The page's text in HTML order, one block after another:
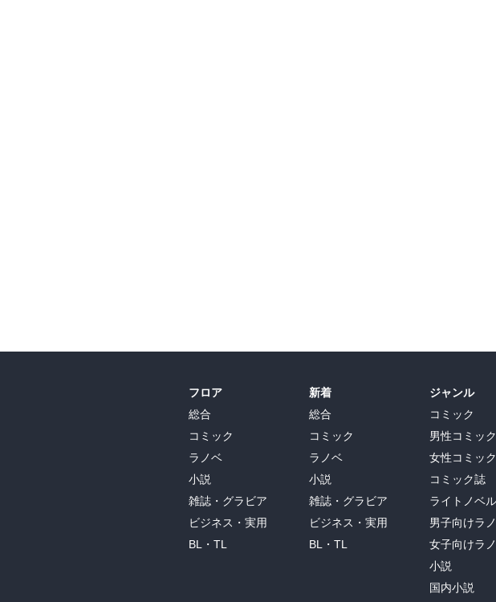
フロア
総合
コミック
ラノベ
小説
雑誌・グラビア
ビジネス・実用
BL・TL
新着
総合
コミック
ラノベ
小説
雑誌・グラビア
ビジネス・実用
BL・TL
ジャンル
コミック
男性コミック
女性コミック
コミック誌
ライトノベル
男子向けラ
女子向けラ
小説
国内小説